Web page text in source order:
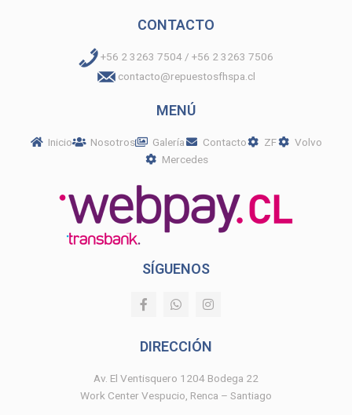
CONTACTO
+56 2 3263 7504 / +56 2 3263 7506
contacto@repuestosfhspa.cl
MENÚ
Inicio Nosotros Galería Contacto ZF
Volvo
Mercedes
SÍGUENOS
F
a
b
o
k
-
W
h
s
p
p
I
n
a
r
a
m
DIRECCIÓN
Av. El Ventisquero 1204 Bodega 22
Work Center Vespucio, Renca – Santiago